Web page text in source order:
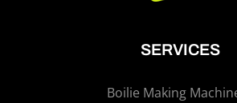
SERVICES
Boilie Making